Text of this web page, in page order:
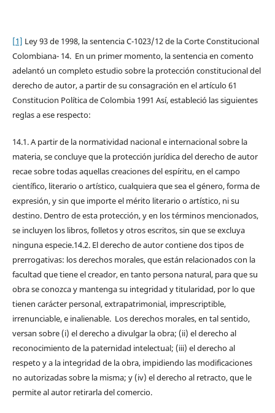
[1] Ley 93 de 1998, la sentencia C-1023/12 de la Corte Constitucional
Colombiana- 14. En un primer momento, la sentencia en comento
adelantó un completo estudio sobre la protección constitucional del
derecho de autor, a partir de su consagración en el artículo 61
Constitucion Política de Colombia 1991 Así, estableció las siguientes
reglas a ese respecto:
14.1. A partir de la normatividad nacional e internacional sobre la
materia, se concluye que la protección jurídica del derecho de autor
recae sobre todas aquellas creaciones del espíritu, en el campo
científico, literario o artístico, cualquiera que sea el género, forma de
expresión, y sin que importe el mérito literario o artístico, ni su
destino. Dentro de esta protección, y en los términos mencionados,
se incluyen los libros, folletos y otros escritos, sin que se excluya
ninguna especie.14.2. El derecho de autor contiene dos tipos de
prerrogativas: los derechos morales, que están relacionados con la
facultad que tiene el creador, en tanto persona natural, para que su
obra se conozca y mantenga su integridad y titularidad, por lo que
tienen carácter personal, extrapatrimonial, imprescriptible,
irrenunciable, e inalienable. Los derechos morales, en tal sentido,
versan sobre (i) el derecho a divulgar la obra; (ii) el derecho al
reconocimiento de la paternidad intelectual; (iii) el derecho al
respeto y a la integridad de la obra, impidiendo las modificaciones
no autorizadas sobre la misma; y (iv) el derecho al retracto, que le
permite al autor retirarla del comercio.